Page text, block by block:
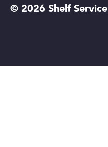
© 2026 Shelf Service